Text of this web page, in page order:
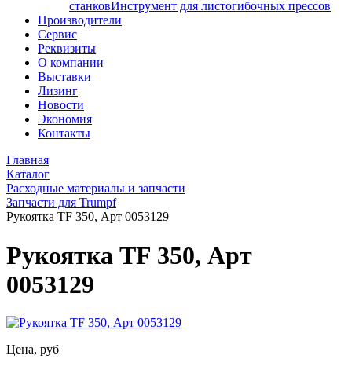
станковИнструмент для листогибочных прессов
Производители
Сервис
Реквизиты
О компании
Выставки
Лизинг
Новости
Экономия
Контакты
Главная
Каталог
Расходные материалы и запчасти
Запчасти для Trumpf
Рукоятка TF 350, Арт 0053129
Рукоятка TF 350, Арт
0053129
Цена, руб